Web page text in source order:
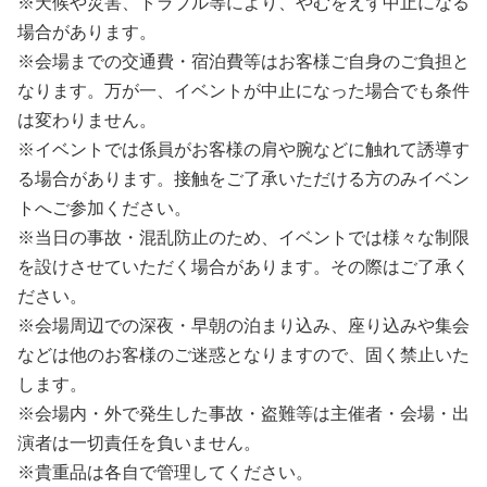
場合があります。
※会場までの交通費・宿泊費等はお客様ご自身のご負担と
なります。万が一、イベントが中止になった場合でも条件
は変わりません。
※イベントでは係員がお客様の肩や腕などに触れて誘導す
る場合があります。接触をご了承いただける方のみイベン
トへご参加ください。
※当日の事故・混乱防止のため、イベントでは様々な制限
を設けさせていただく場合があります。その際はご了承く
ださい。
※会場周辺での深夜・早朝の泊まり込み、座り込みや集会
などは他のお客様のご迷惑となりますので、固く禁止いた
します。
※会場内・外で発生した事故・盗難等は主催者・会場・出
演者は一切責任を負いません。
※貴重品は各自で管理してください。